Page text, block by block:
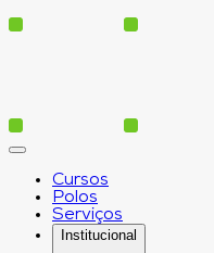
Cursos
Polos
Serviços
Institucional